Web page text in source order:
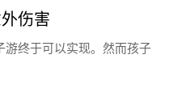
伤害
游终于可以实现。然而孩子